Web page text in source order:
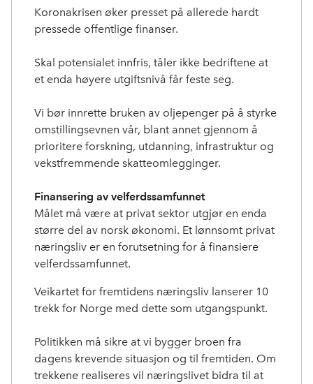
Koronakrisen øker presset på allerede hardt
pressede offentlige finanser.
Skal potensialet innfris, tåler ikke bedriftene at
et enda høyere utgiftsnivå får feste seg.
Vi bør innrette bruken av oljepenger på å styrke
omstillingsevnen vår, blant annet gjennom å
prioritere forskning, utdanning, infrastruktur og
vekstfremmende skatteomlegginger.
Finansering av velferdssamfunnet
Målet må være at privat sektor utgjør en enda
større del av norsk økonomi. Et lønnsomt privat
næringsliv er en forutsetning for å finansiere
velferdssamfunnet.
Veikartet for fremtidens næringsliv lanserer 10
trekk for Norge med dette som utgangspunkt.
Politikken må sikre at vi bygger broen fra
dagens krevende situasjon og til fremtiden. Om
trekkene realiseres vil næringslivet bidra til at